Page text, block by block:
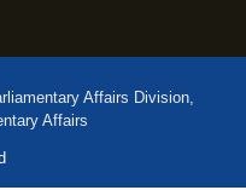
Affairs Division,
Affairs